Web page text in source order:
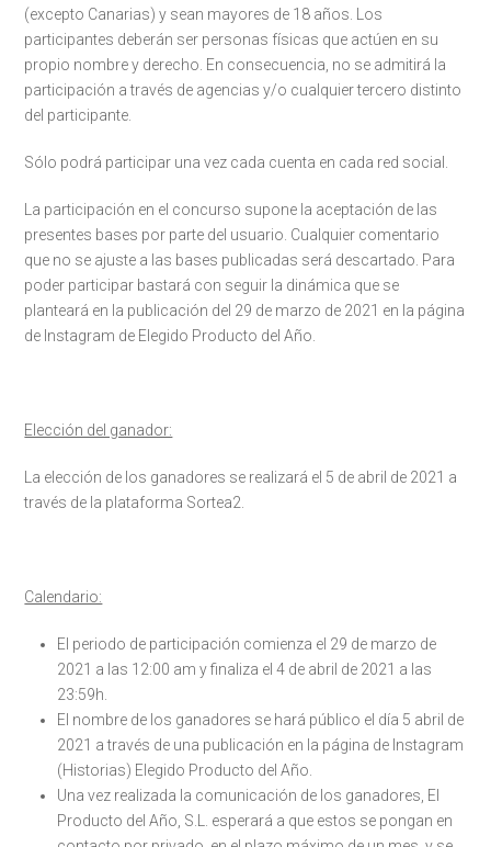
(excepto Canarias) y sean mayores de 18 años. Los
participantes deberán ser personas físicas que actúen en su
propio nombre y derecho. En consecuencia, no se admitirá la
participación a través de agencias y/o cualquier tercero distinto
del participante.
Sólo podrá participar una vez cada cuenta en cada red social.
La participación en el concurso supone la aceptación de las
presentes bases por parte del usuario. Cualquier comentario
que no se ajuste a las bases publicadas será descartado. Para
poder participar bastará con seguir la dinámica que se
planteará en la publicación del 29 de marzo de 2021 en la página
de Instagram de Elegido Producto del Año.
Elección del ganador:
La elección de los ganadores se realizará el 5 de abril de 2021 a
través de la plataforma Sortea2.
Calendario:
El periodo de participación comienza el 29 de marzo de
2021 a las 12:00 am y finaliza el 4 de abril de 2021 a las
23:59h.
El nombre de los ganadores se hará público el día 5 abril de
2021 a través de una publicación en la página de Instagram
(Historias) Elegido Producto del Año.
Una vez realizada la comunicación de los ganadores, El
Producto del Año, S.L. esperará a que estos se pongan en